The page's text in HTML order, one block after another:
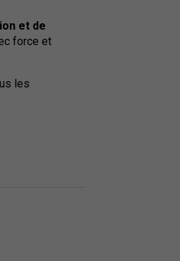
et de
force et
les